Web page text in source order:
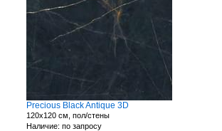
Precious Black Antique 3D
120x120 см, пол/стены
Наличие: по запросу